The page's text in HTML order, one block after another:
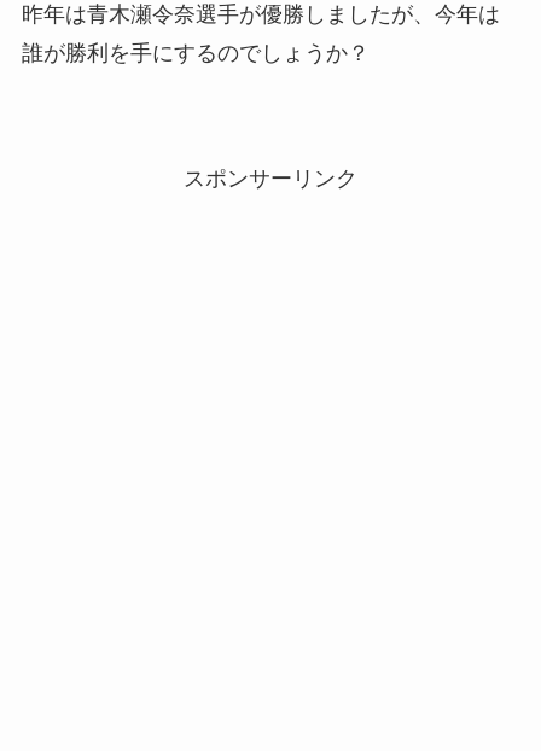
昨年は青木瀬令奈選手が優勝しましたが、今年は
誰が勝利を手にするのでしょうか？
スポンサーリンク